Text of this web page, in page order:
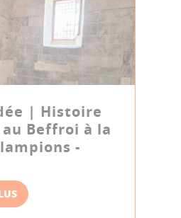
| Histoire
Beffroi à la
-